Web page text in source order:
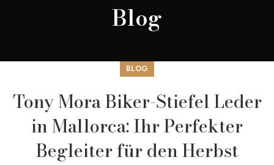
Blog
BLOG
Tony Mora Biker-Stiefel Leder
in Mallorca: Ihr Perfekter
Begleiter für den Herbst